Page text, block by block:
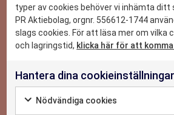
CASE
NYHETER
OM OSS
2026-06-29
Praktikant-Elin: Erfarenheter
typer av cookies behöver vi inhämta ditt
PR Aktiebolag, orgnr. 556612-1744
slags cookies. För att läsa mer om vilka
och lagringstid, klicka här för att
Hantera dina cookieinställningar
Nödvändiga cookies